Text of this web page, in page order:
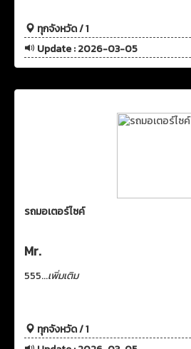
ทุกจังหวัด / 1
Update : 2026-03-05
รถมอเตอร์ไซค์
Mr.
555...เพิ่มเติม
ทุกจังหวัด / 1